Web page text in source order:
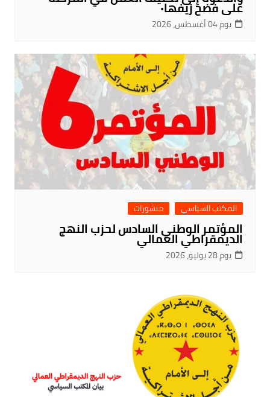
على فضح زيفها٠
يوم 04 أغسطس، 2026
المكتب السياسي منشورات
المؤتمر الوطني السادس لحزب النهج
الديمقراطي العمالي
يوم 28 يوليو، 2026